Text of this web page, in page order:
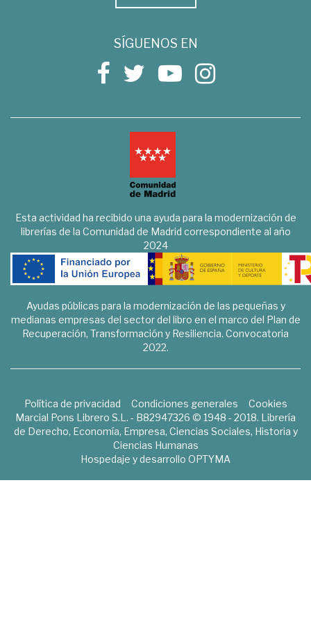
SÍGUENOS EN
Esta actividad ha recibido una ayuda para la modernización de
librerías de la Comunidad de Madrid correspondiente al año
2024
Ayudas públicas para la modernización de las pequeñas y
medianas empresas del sector del libro en el marco del Plan de
Recuperación, Transformación y Resiliencia. Convocatoria
2022.
Política de privacidad Condiciones generales
Cookies
Marcial Pons Librero S.L. - B82947326 © 1948 - 2018. Librería
de Derecho, Economía, Empresa, Ciencias Sociales, Historia y
Ciencias Humanas
Hospedaje y desarrollo OPTYMA